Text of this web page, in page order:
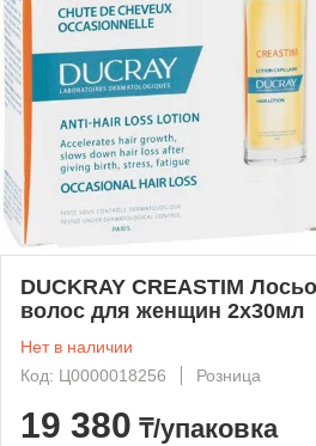
DUCKRAY CREASTIM
волос для женщин 2х30мл
Нет в наличии
Код: Ц0000018256
Розница
19 380 ₸/упаковка